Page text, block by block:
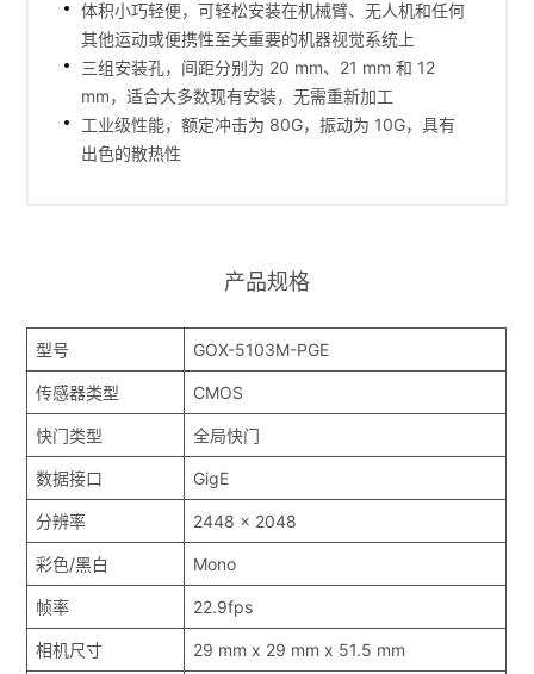
体积小巧轻便，可轻松安装在机械臂、无人机和任何
其他运动或便携性至关重要的机器视觉系统上
三组安装孔，间距分别为 20 mm、21 mm 和 12
mm，适合大多数现有安装，无需重新加工
工业级性能，额定冲击为 80G，振动为 10G，具有
出色的散热性
产品规格
型号 GOX-5103M-PGE
传感器类型 CMOS
快门类型 全局快门
数据接口 GigE
分辨率 2448 x 2048
彩色/黑白 Mono
帧率 22.9fps
相机尺寸 29 mm x 29 mm x 51.5 mm